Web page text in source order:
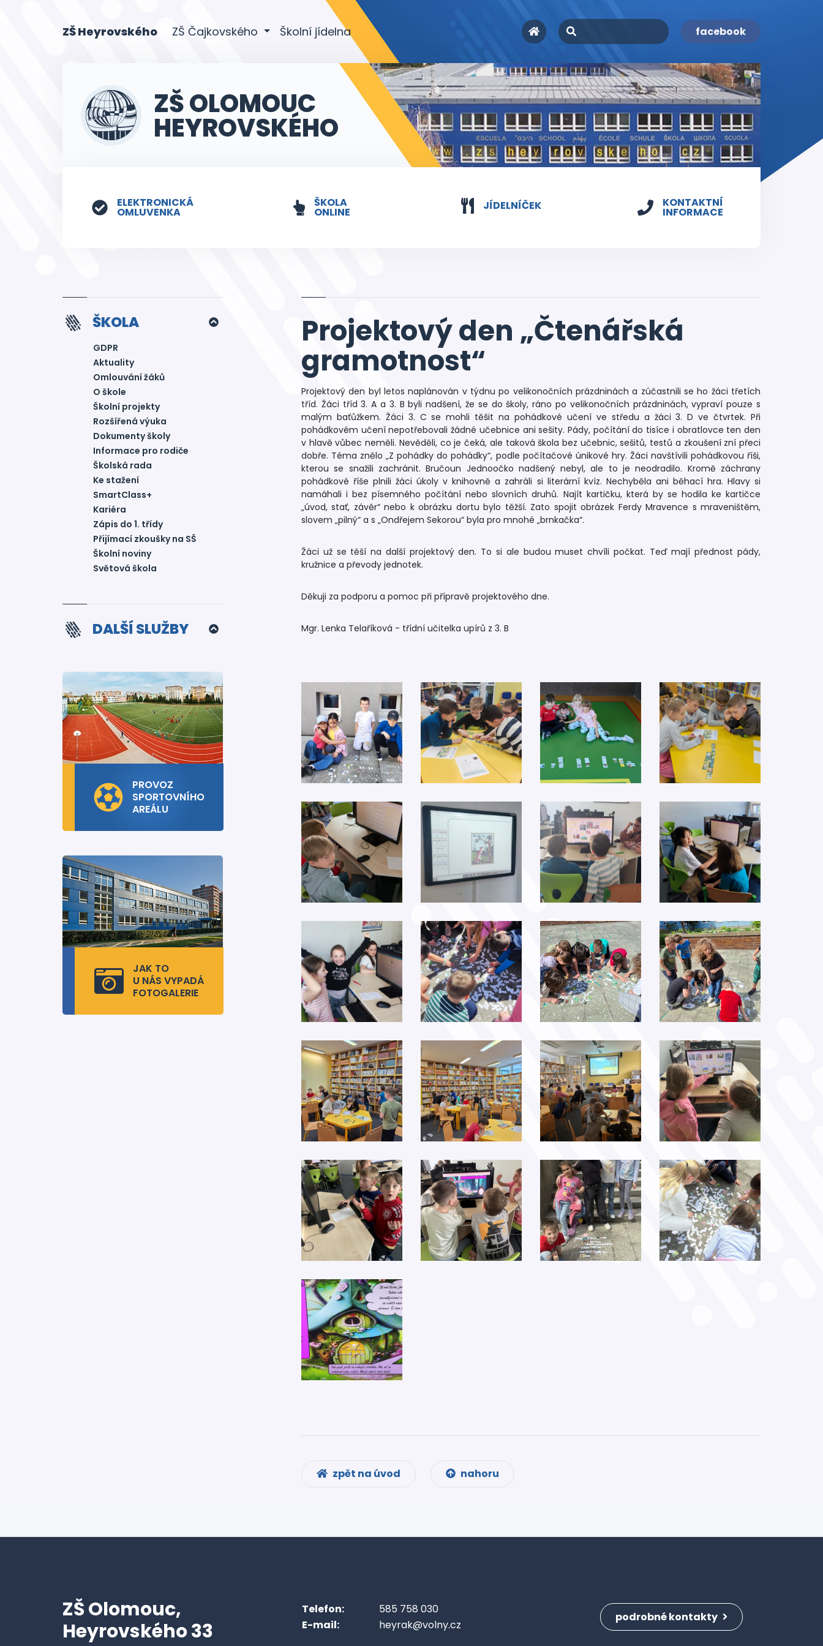
ZŠ Heyrovského(current)
ZŠ Čajkovského Školní jídelna facebook
ZŠ OLOMOUC
HEYROVSKÉHO
ELEKTRONICKÁ
OMLUVENKA
ŠKOLA
ONLINE JÍDELNÍČEK KONTAKTNÍ
INFORMACE
ŠKOLA
GDPR
Aktuality
Omlouvání žáků
O škole
Školní projekty
Rozšířená výuka
Dokumenty školy
Informace pro rodiče
Školská rada
Ke stažení
SmartClass+
Kariéra
Zápis do 1. třídy
Přijímací zkoušky na SŠ
Školní noviny
Světová škola
DALŠÍ SLUŽBY
PROVOZ
SPORTOVNÍHO
AREÁLU
JAK TO
U NÁS VYPADÁ
FOTOGALERIE
Projektový den „Čtenářská
gramotnost“
Projektový den byl letos naplánován v týdnu po velikonočních prázdninách a zúčastnili se ho žáci třetích
tříd. Žáci tříd 3. A a 3. B byli nadšení, že se do školy, ráno po velikonočních prázdninách, vypraví pouze s
malým baťůžkem. Žáci 3. C se mohli těšit na pohádkové učení ve středu a žáci 3. D ve čtvrtek. Při
pohádkovém učení nepotřebovali žádné učebnice ani sešity. Pády, počítání do tisíce i obratlovce ten den
v hlavě vůbec neměli. Nevěděli, co je čeká, ale taková škola bez učebnic, sešitů, testů a zkoušení zní přeci
dobře. Téma znělo „Z pohádky do pohádky“, podle počítačové únikové hry. Žáci navštívili pohádkovou říši,
kterou se snažili zachránit. Bručoun Jednoočko nadšený nebyl, ale to je neodradilo. Kromě záchrany
pohádkové říše plnili žáci úkoly v knihovně a zahráli si literární kvíz. Nechyběla ani běhací hra. Hlavy si
namáhali i bez písemného počítání nebo slovních druhů. Najít kartičku, která by se hodila ke kartičce
„úvod, stať, závěr“ nebo k obrázku dortu bylo těžší. Zato spojit obrázek Ferdy Mravence s mraveništěm,
slovem „pilný“ a s „Ondřejem Sekorou“ byla pro mnohé „brnkačka“.
Žáci už se těší na další projektový den. To si ale budou muset chvíli počkat. Teď mají přednost pády,
kružnice a převody jednotek.
Děkuji za podporu a pomoc při přípravě projektového dne.
Mgr. Lenka Telaříková - třídní učitelka upírů z 3. B
zpět na úvod nahoru
ZŠ Olomouc,
Heyrovského 33
Telefon:
585 758 030
E-mail:
heyrak@volny.cz
podrobné kontakty